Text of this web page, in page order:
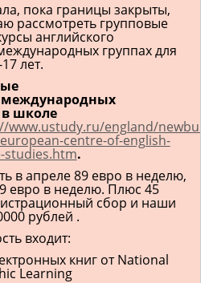
пока границы закрыты,
рассмотреть групповые
английского
группах для
лет.
международных
в школе
www.ustudy.ru/england/
centre-of-english-
studies.htm.
в апреле 89 евро в неделю,
евро в неделю. Плюс 45
сбор и наши
рублей .
входит:
книг от National
Learning